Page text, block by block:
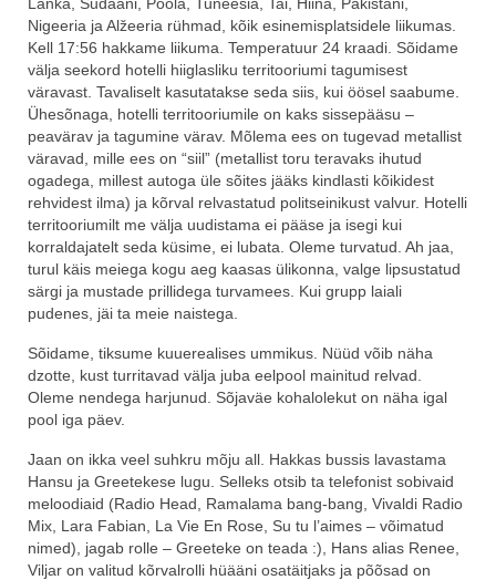
Nigeeria ja Alžeeria rühmad, kõik esinemisplatsidele liikumas.
Kell 17:56 hakkame liikuma. Temperatuur 24 kraadi. Sõidame
välja seekord hotelli hiiglasliku territooriumi tagumisest
väravast. Tavaliselt kasutatakse seda siis, kui öösel saabume.
Ühesõnaga, hotelli territooriumile on kaks sissepääsu –
peavärav ja tagumine värav. Mõlema ees on tugevad metallist
väravad, mille ees on “siil” (metallist toru teravaks ihutud
ogadega, millest autoga üle sõites jääks kindlasti kõikidest
rehvidest ilma) ja kõrval relvastatud politseinikust valvur. Hotelli
territooriumilt me välja uudistama ei pääse ja isegi kui
korraldajatelt seda küsime, ei lubata. Oleme turvatud. Ah jaa,
turul käis meiega kogu aeg kaasas ülikonna, valge lipsustatud
särgi ja mustade prillidega turvamees. Kui grupp laiali
pudenes, jäi ta meie naistega.
Sõidame, tiksume kuuerealises ummikus. Nüüd võib näha
dzotte, kust turritavad välja juba eelpool mainitud relvad.
Oleme nendega harjunud. Sõjaväe kohalolekut on näha igal
pool iga päev.
Jaan on ikka veel suhkru mõju all. Hakkas bussis lavastama
Hansu ja Greetekese lugu. Selleks otsib ta telefonist sobivaid
meloodiaid (Radio Head, Ramalama bang-bang, Vivaldi Radio
Mix, Lara Fabian, La Vie En Rose, Su tu l’aimes – võimatud
nimed), jagab rolle – Greeteke on teada :), Hans alias Renee,
Viljar on valitud kõrvalrolli hüääni osatäitjaks ja põõsad on